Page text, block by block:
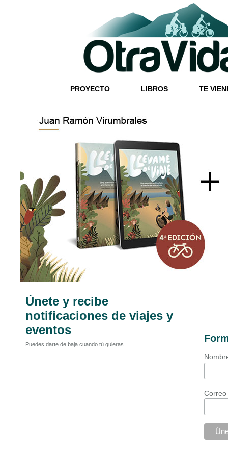
PROYECTO LIBROS TE
Únete y recibe
notificaciones de viajes y
eventos
Puedes darte de baja cuando tú quieras.